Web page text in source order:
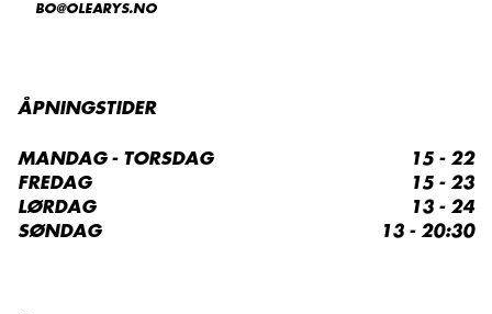
BO@OLEARYS.NO
ÅPNINGSTIDER
MANDAG - TORSDAG
15 - 22
FREDAG
15 - 23
LØRDAG
13 - 24
SØNDAG
13 - 20:30